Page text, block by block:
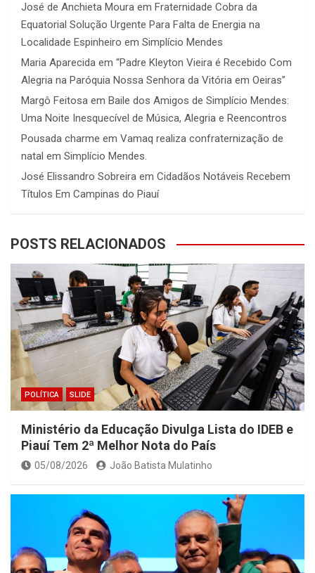
José de Anchieta Moura em Fraternidade Cobra da
Equatorial Solução Urgente Para Falta de Energia na
Localidade Espinheiro em Simplício Mendes
Maria Aparecida em “Padre Kleyton Vieira é Recebido Com
Alegria na Paróquia Nossa Senhora da Vitória em Oeiras”
Margô Feitosa em Baile dos Amigos de Simplício Mendes:
Uma Noite Inesquecível de Música, Alegria e Reencontros
Pousada charme em Vamaq realiza confraternização de
natal em Simplício Mendes.
José Elissandro Sobreira em Cidadãos Notáveis Recebem
Títulos Em Campinas do Piauí
POSTS RELACIONADOS
POLÍTICA SLIDE
Ministério da Educação Divulga Lista do IDEB e
Piauí Tem 2ª Melhor Nota do País
05/08/2026 João Batista Mulatinho